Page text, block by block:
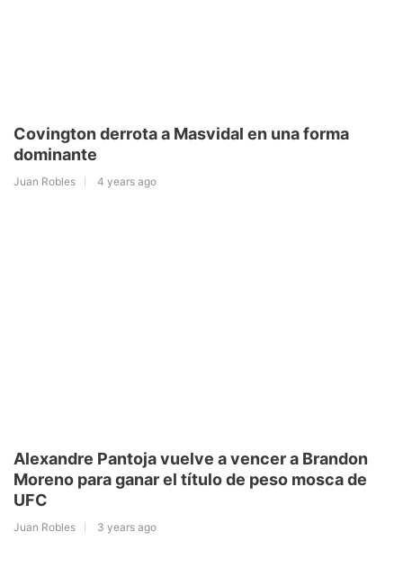
Covington derrota a Masvidal en una forma
dominante
Juan Robles 4 years ago
Alexandre Pantoja vuelve a vencer a Brandon
Moreno para ganar el título de peso mosca de
UFC
Juan Robles 3 years ago